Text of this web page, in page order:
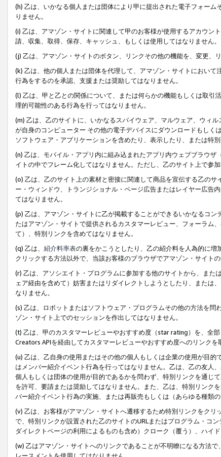
(h) 乙は、いかなる個人または団体により甲に提出された電子フォー
りません。
(i) 乙は、アマゾン・サイトに関連して甲のお客様が使用するアカウン
請、収集、取得、保存、キャッシュ、もしくは使用してはなりません。
(j) 乙は、アマゾン・サイトのボタン、リンクその他の機能を、変更、
(k) 乙は、他の個人または団体を代理して、アマゾン・サイトにおい
行為をするのを承認、支援または奨励してはなりません。
(l) 乙は、甲と乙との関係について、または何らかの機能もしくは取
理的可能性のある行為を行ってはなりません。
(m) 乙は、乙のサイトに、いかなるスパイウェア、マルウェア、ウィ
が自身のコンピューター その他の電子デバイスにダウンロードもし
ソフトウェア・アプリケーションを含めたり、表示したり、または特
(n) 乙は、モバイル・アプリ内に組み込まれたアプリ内ウェブブラウ
イトの中でフレーム化してはなりません。ただし、乙のサイト上で参
(o) 乙は、乙のサイト上の素材と密接に関連して商品を宣伝する乙の
ー・ウィンドウ、トランジショナル・ページ広告またはレイヤー広告
てはなりません。
(p) 乙は、アマゾン・サイトに乙が掲載することができるいかなるコ
たはアマゾン・サイトで提供されるカスタマーレビュー、フォーラム
て）、特別リンクを含めてはなりません。
(q) 乙は、 紹介料率表の裏をかこうとしたり、乙の紹介料を人為的に
クリックする方法以外で、当該お客様のブラウザでアマゾン・サイト
(r) 乙は、アソシエイト・プログラムに参加する他のサイトから、ま
ェア経由を含めて）妨害またはリダイレクトしようとしたり、または
なりません。
(s) 乙は、ロボットまたはソフトウェア・プログラムその他の方法を
ゾン・サイト上でのセッションを作出してはなりません。
(t) 乙は、甲のカスタマーレビューやおすすめ度（star rating）を、全
Creators APIを経由してカスタマーレビューやおすすめ度へのリンクを
(u) 乙は、乙自身の使用またはその他の個人もしくは企業の使用が目
はメンバー紹介イベント行為を行ってはなりません。乙は、乙の友人
個人もしくは団体の使用が目的であるかを問わず、特別リンクを通じ
を許可、要請または奨励してはなりません。また、乙は、特別リンク
バー紹介イベント行為の実施、または再販売もしくは（あらゆる種類
(v) 乙は、お客様がアマゾン・サイトへ遷移するため特別リンクをク
で、特別リンクが設置された乙のサイトのURLまたはプログラム・コ
ダイレクトページの利用によるものも含め）クローク（覆う）、ハイ
(w) 乙はアマゾン・サイトへのリンクであることが不明瞭になる方法
レースメントを使用してはなりません。